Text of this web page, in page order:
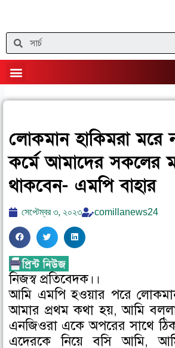
contentSearch
Menu
লোকমান হাকিমরা মরে
কর্মে আমাদের সকলের
থাকবেন- এমপি বাহার
সেপ্টেম্বর ৩, ২০২৩ comillanews24
S
h
a
r
e
o
S
h
a
r
e
S
h
r
e
নিজস্ব প্রতিবেদক।।
আমি এমপি হওয়ার পরে
আমার প্রথম কথা হয়, আমি
এনজিওরা একে অপরের সাথে
এদেরকে নিয়ে বসি আমি,